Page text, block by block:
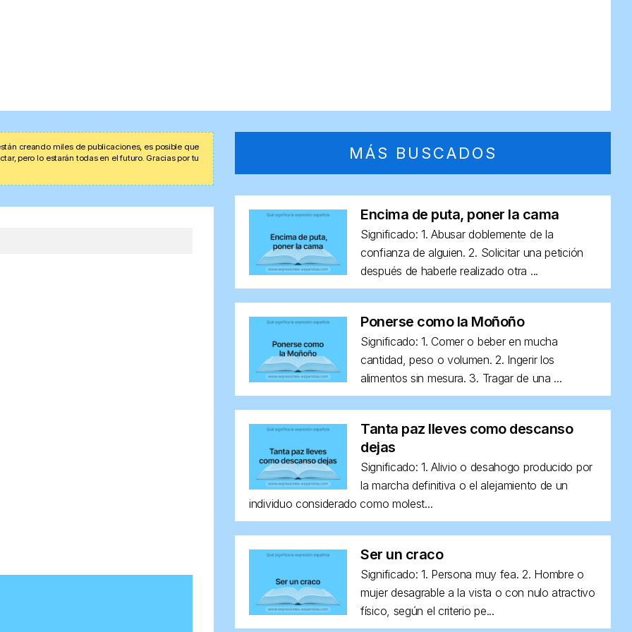
creando miles de publicaciones, es posible que
pero lo estarán todas en el futuro. Gracias por tu
MÁS BUSCADOS
Encima de puta, poner la cama
Significado: 1. Abusar doblemente de la
confianza de alguien. 2. Solicitar una petición
después de haberle realizado otra ...
Ponerse como la Moñoño
Significado: 1. Comer o beber en mucha
cantidad, peso o volumen. 2. Ingerir los
alimentos sin mesura. 3. Tragar de una ...
Tanta paz lleves como descanso
dejas
Significado: 1. Alivio o desahogo producido por
la marcha definitiva o el alejamiento de un
individuo considerado como molest...
Ser un craco
Significado: 1. Persona muy fea. 2. Hombre o
mujer desagrable a la vista o con nulo atractivo
físico, según el criterio pe...